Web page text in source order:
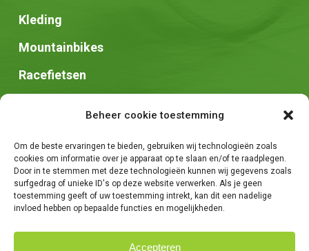
Beheer cookie toestemming
Om de beste ervaringen te bieden, gebruiken wij technologieën zoals
cookies om informatie over je apparaat op te slaan en/of te raadplegen.
Door in te stemmen met deze technologieën kunnen wij gegevens zoals
surfgedrag of unieke ID's op deze website verwerken. Als je geen
toestemming geeft of uw toestemming intrekt, kan dit een nadelige
invloed hebben op bepaalde functies en mogelijkheden.
Accepteren
Kleding
Mountainbikes
Racefietsen
Zadels